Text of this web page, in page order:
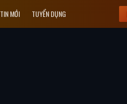
TIN MỚI TUYỂN DỤNG